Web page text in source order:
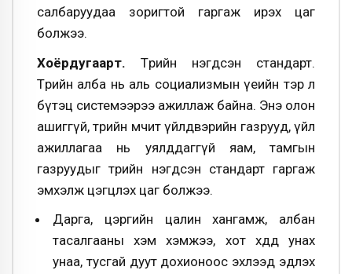
салбаруудаа зоригтой гаргаж ирэх цаг
болжээ.
Хоёрдугаарт. Төрийн нэгдсэн стандарт.
Төрийн алба нь аль социализмын үеийн тэр л
бүтэц системээрээ ажиллаж байна. Энэ олон
ашиггүй, төрийн өмчит үйлдвэрийн газрууд, үйл
ажиллагаа нь уялддаггүй яам, тамгын
газруудыг төрийн нэгдсэн стандарт гаргаж
эмхэлж цэгцлэх цаг болжээ.
Дарга, цэргийн цалин хангамж, албан
тасалгааны хэм хэмжээ, хот хөдөөд унах
унаа, тусгай дуут дохионоос эхлээд эдлэх